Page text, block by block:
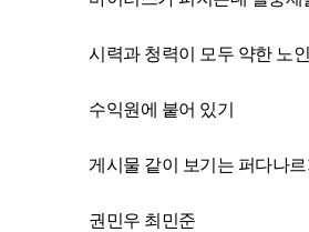
시력과 청력이 모두 약한 노
수익원에 붙어 있기
게시물 같이 보기는 퍼다나
권민우 최민준